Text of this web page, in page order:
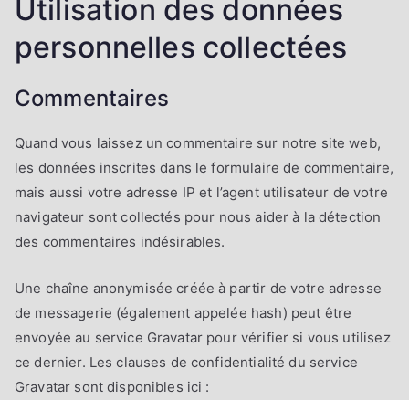
Utilisation des données
personnelles collectées
Commentaires
Quand vous laissez un commentaire sur notre site web,
les données inscrites dans le formulaire de commentaire,
mais aussi votre adresse IP et l’agent utilisateur de votre
navigateur sont collectés pour nous aider à la détection
des commentaires indésirables.
Une chaîne anonymisée créée à partir de votre adresse
de messagerie (également appelée hash) peut être
envoyée au service Gravatar pour vérifier si vous utilisez
ce dernier. Les clauses de confidentialité du service
Gravatar sont disponibles ici :